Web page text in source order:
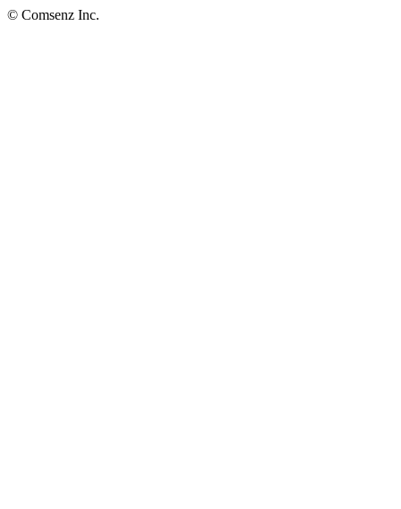
© Comsenz Inc.